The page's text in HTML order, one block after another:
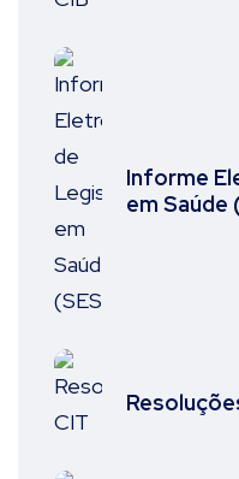
Informe
em Saúde